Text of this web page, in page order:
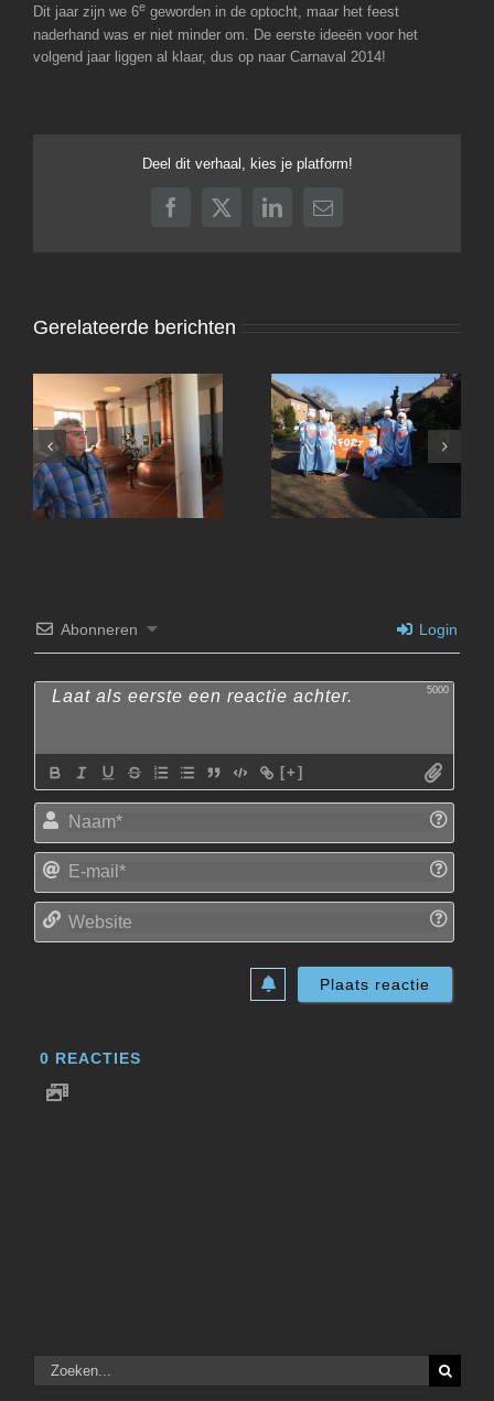
Dit jaar zijn we 6e geworden in de optocht, maar het feest
naderhand was er niet minder om. De eerste ideeën voor het
volgend jaar liggen al klaar, dus op naar Carnaval 2014!
Deel dit verhaal, kies je platform!
Facebook
X LinkedIn
E-
Gerelateerde berichten
Bezoek brouwerij Het
Anker in Mechelen
Abonneren Login
5000
[+]
E-
0 REACTIES
Zoeken
naar: